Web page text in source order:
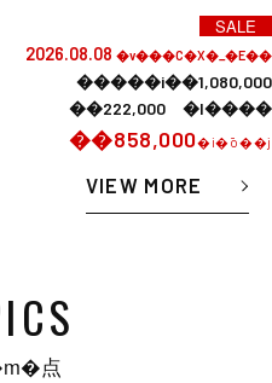
SALE
2026.08.08 �v���C�X�_�E��
�����i��1,080,000
��222,000 �l����
��858,000�i�ō��j
VIEW MORE
点